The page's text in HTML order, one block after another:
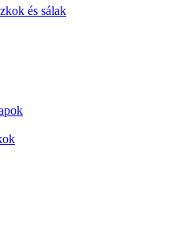
és sálak